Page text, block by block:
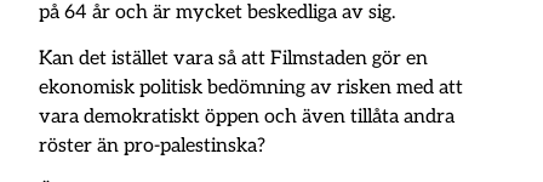
på 64 år och är mycket beskedliga av sig.
Kan det istället vara så att Filmstaden gör en
ekonomisk politisk bedömning av risken med att
vara demokratiskt öppen och även tillåta andra
röster än pro-palestinska?